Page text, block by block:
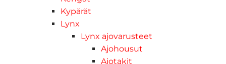
Kypärät
Lynx
Lynx ajovarusteet
Ajohousut
Ajotakit